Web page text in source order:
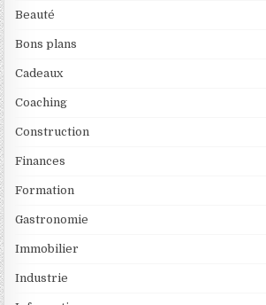
Beauté
Bons plans
Cadeaux
Coaching
Construction
Finances
Formation
Gastronomie
Immobilier
Industrie